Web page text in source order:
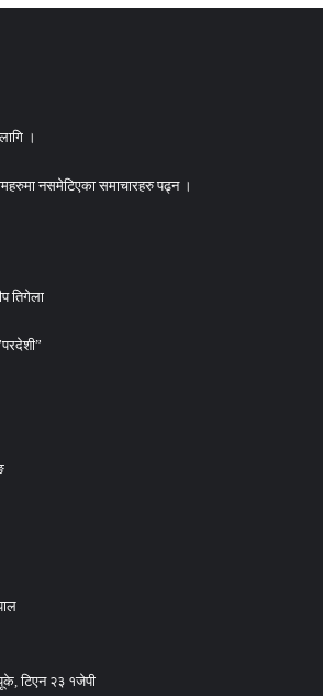
।
नसमेटिएका समाचारहरु पढ्न ।
तिगेला
टिएन २३ १जेपी